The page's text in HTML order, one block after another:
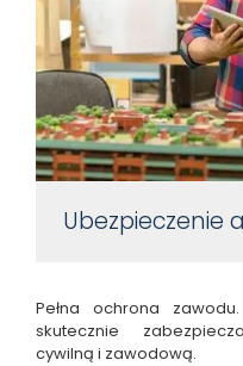
Ubezpieczenie
Pełna ochrona
skutecznie
cywilną i zawodową.